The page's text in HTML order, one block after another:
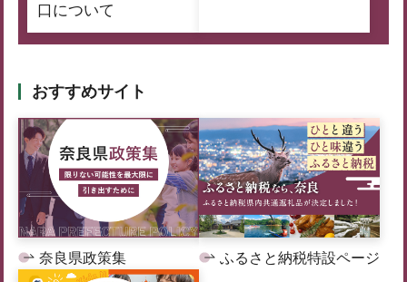
口について
おすすめサイト
奈良県政策集 ふるさと納税特設ページ